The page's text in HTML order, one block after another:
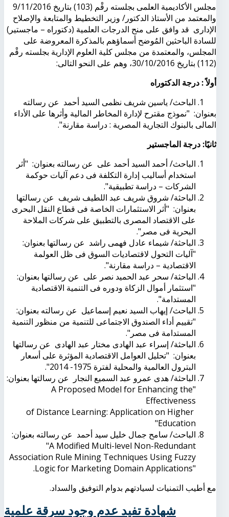
مجلس الأكاديمية العلمى بجلسته رقْم (103) بتاريخ 9/11/2016
والمعتمد من الأستاذ الدكتور/ وزير التخطيط والمتابعة والإصلاح
الإدارى قد وافق على منح الدرجات العلمية (دكتوراه – ماجستير)
للسادة الباحثين المُوضح أسماؤهم بالمذكرة المعروضة على
المجلس، والمعتمدة من مجلس كلية العلوم الإدارية بجلسته رقْم
(112) بتاريخ 30/10/2016، وهم على النحو التالى:
أولاً : درجة الدكتوراه
1. الباحث/ ياسين شريف نظمى السيد أحمد عن رسالته
بعنوان: "نموذج مقترح لإدارة المخاطر المالية وأثرها على الأداء
المالى بالبنوك التجارية المصرية : دراسة مقارنة".
ثانيًا: درجة الماجستير
الباحث/ أحمد السيد أحمد على عن رسالته بعنوان: "أثر
استخدام أساليب إدارة التكلفة فى دعم آليات حوكمة
الشركات – دراسة تطبيقية".
الباحثة/ شروق شريف عبد اللطيف شريف عن رسالتها
بعنوان: "أثر الاستثمارات الخاصة فى قطاع النقل البحرى
على الاقتصاد المصرى بالتطبيق على شركات الملاحة
البحرية فى مصر".
الباحثة/ شيماء عادل فهمى راشد عن رسالتها بعنوان:
"آليات التحول لاقتصاديات السوق فى ظل العولمة
الاقتصادية – دراسة مقارنة".
الباحثة/ سحر عبد الحميد نصر على عن رسالتها بعنوان:
"استثمار أموال الزكاة ودوره فى التنمية الاقتصادية
المستدامة".
الباحث/ إيهاب السيد نعيم إسماعيل عن رسالته بعنوان:
"تقييم أداء الصندوق الاجتماعى للتنمية من منظور التنمية
المستدامة فى مصر".
الباحثة/ إسراء عبد الهادى مختار عبد الهادى عن رسالتها
بعنوان: "تحليل العوامل الاقتصادية المؤثرة على أسعار
البترول العالمية والمحلية لفترة 1975- 2014".
الباحثة/ هدى عمرو عبد السميع النجار عن رسالتها بعنوان:
"A Proposed Model for Enhancing the
Effectiveness
​
of Distance Learning: Application on Higher
Education"
الباحث/ سامح جمال خليل سيد أحمد عن رسالته بعنوان:
"A Modified Multi-level Non-Redundant
Association Rule Mining Techniques Using Fuzzy
Logic for Marketing Domain Applications"
.
مع أطيب التمنيات لسيادتهم بدوام التوفيق والسداد.
شهادة تفيد عدم وجود سرقة علمية